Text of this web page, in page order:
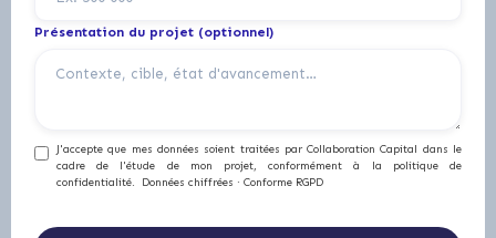
Présentation du projet (optionnel)
J'accepte que mes données soient traitées par Collaboration Capital dans le
cadre de l'étude de mon projet, conformément à la politique de
confidentialité. Données chiffrées · Conforme RGPD